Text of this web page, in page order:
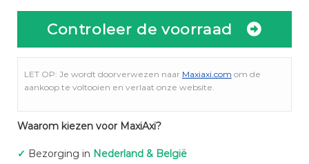
Controleer de voorraad
LET OP: Je wordt doorverwezen naar Maxiaxi.com om de
aankoop te voltooien en verlaat onze website.
Waarom kiezen voor MaxiAxi?
✓ Bezorging in Nederland & België